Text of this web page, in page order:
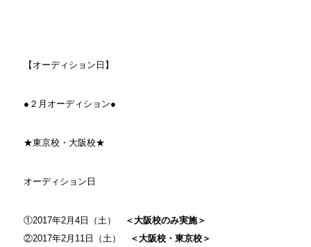
【オーディション日】
●２月オーディション●
★東京校・大阪校★
オーディション日
①2017年2月4日（土）
＜大阪校のみ実施＞
②2017年2月11日（土）
＜大阪校・東京校＞